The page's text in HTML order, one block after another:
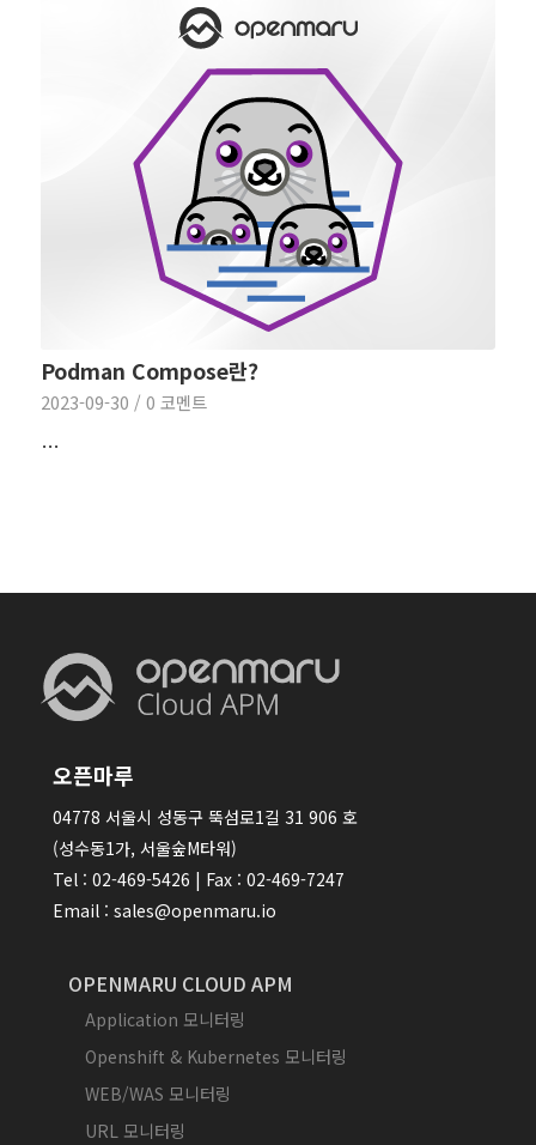
Podman Compose란?
2023-09-30 / 0 코멘트
…
오픈마루
04778 서울시 성동구 뚝섬로1길 31 906 호
(성수동1가, 서울숲M타워)
Tel : 02-469-5426 | Fax : 02-469-7247
Email : sales@openmaru.io
OPENMARU CLOUD APM
Application 모니터링
Openshift & Kubernetes 모니터링
WEB/WAS 모니터링
URL 모니터링